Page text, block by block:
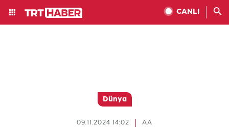
CANLI
Dünya
AA
09.11.2024 14:02